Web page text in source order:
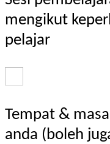
mengikut
pelajar
Tempat &
anda (boleh